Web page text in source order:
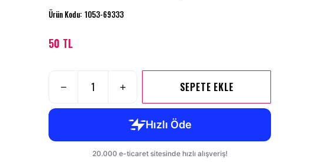
Ürün Kodu: 1053-69333
50 TL
SEPETE EKLE